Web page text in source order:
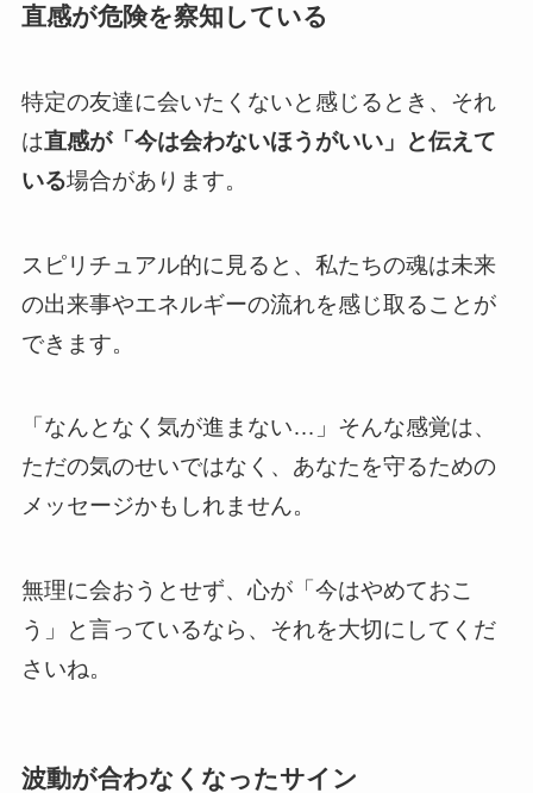
直感が危険を察知している
特定の友達に会いたくないと感じるとき、それ
は直感が「今は会わないほうがいい」と伝えて
いる場合があります。
スピリチュアル的に見ると、私たちの魂は未来
の出来事やエネルギーの流れを感じ取ることが
できます。
「なんとなく気が進まない…」そんな感覚は、
ただの気のせいではなく、あなたを守るための
メッセージかもしれません。
無理に会おうとせず、心が「今はやめておこ
う」と言っているなら、それを大切にしてくだ
さいね。
波動が合わなくなったサイン